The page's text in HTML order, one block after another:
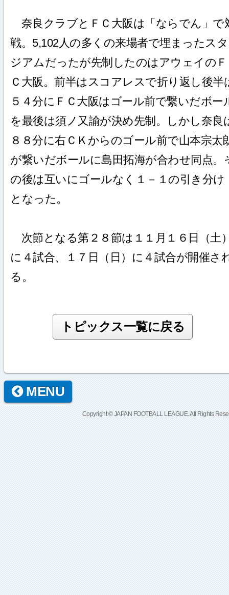
奈良クラブとＦＣ大阪は「ならでん」で
戦。5,102人の多くの来場者で埋まったスタ
ジアムだったが先制したのはアウェイのＦ
Ｃ大阪。前半はスコアレスで折り返し後半
５４分にＦＣ大阪はゴール前で繋いだボー
を最後は須ノ又諭が決め先制。しかし奈良
８８分に右ＣＫからのゴール前で山本宗太
が繋いだボールに島田拓海が合わせ同点。
の後は互いにゴールなく１－１の引き分け
となった。
次節となる第２８節は１１月１６日（土
に４試合、１７日（日）に４試合が開催さ
る。
MENU
Copyright © JAPAN FOOTBALL LEAGUE. All Rights